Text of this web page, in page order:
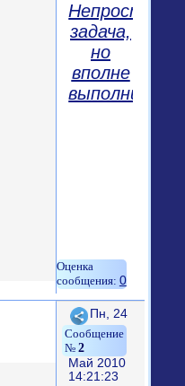
Непростая
задача,
но
вполне
0
Поделиться
2
Пн, 24
Май 2010
14:21:23